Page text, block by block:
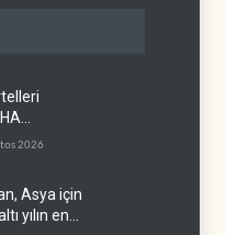
düştü
2026
Asya için
yılın en